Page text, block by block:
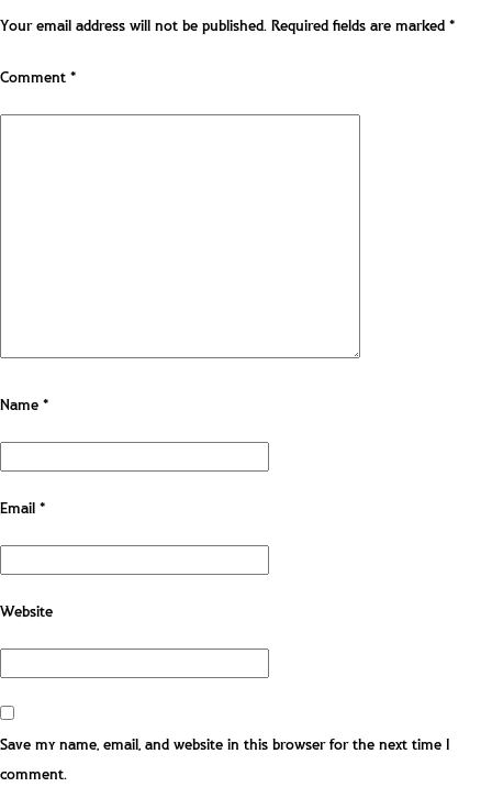
Your email address will not be published.Required fields are marked*
Comment*
Name*
Email*
Website
Save my name, email, and website in this browser for the next time I
comment.